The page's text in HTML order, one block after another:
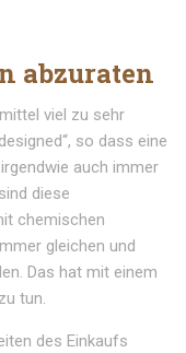
abzuraten
viel zu sehr
so dass eine
auch immer
diese
chemischen
gleichen und
Das hat mit einem
tun.
des Einkaufs